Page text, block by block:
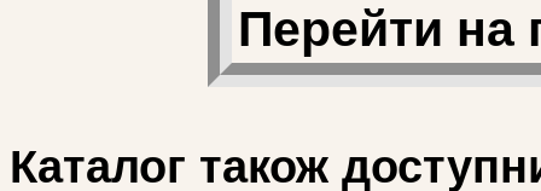
Перейти на
Каталог також